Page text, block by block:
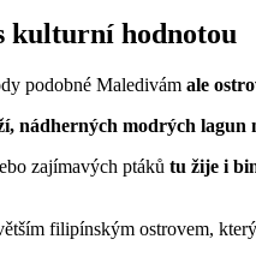
kulturní hodnotou
podobné Maledivám ale
nádherných modrých lagun
zajímavých ptáků tu žije i
filipínským ostrovem,